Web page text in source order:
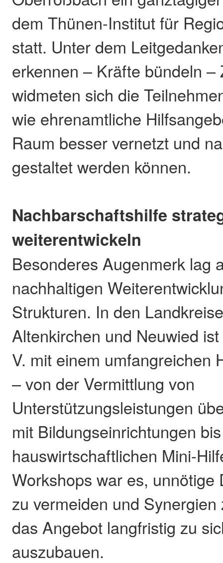
dem Thünen-Institut für
statt. Unter dem
erkennen – Kräfte bündeln
widmeten sich die
wie ehrenamtliche
Raum besser vernetzt und
gestaltet werden können.
Nachbarschaftshilfe
weiterentwickeln
Besonderes Augenmerk lag
nachhaltigen
Strukturen. In den
Altenkirchen und Neuwied
V. mit einem umfangreichen
– von der Vermittlung von
Unterstützungsleistungen
mit Bildungseinrichtungen
hauswirtschaftlichen Mini-
Workshops war es, unnötige
zu vermeiden und
das Angebot langfristig zu
auszubauen.